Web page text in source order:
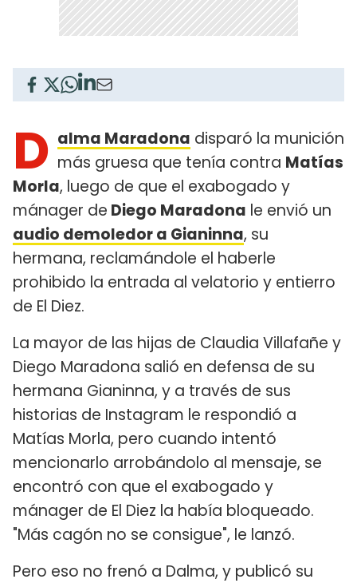
D alma Maradona disparó la munición
más gruesa que tenía contra Matías
Morla, luego de que el exabogado y
mánager de Diego Maradona le envió un
audio demoledor a Gianinna, su
hermana, reclamándole el haberle
prohibido la entrada al velatorio y entierro
de El Diez.
La mayor de las hijas de Claudia Villafañe y
Diego Maradona salió en defensa de su
hermana Gianinna, y a través de sus
historias de Instagram le respondió a
Matías Morla, pero cuando intentó
mencionarlo arrobándolo al mensaje, se
encontró con que el exabogado y
mánager de El Diez la había bloqueado.
"Más cagón no se consigue", le lanzó.
Pero eso no frenó a Dalma, y publicó su